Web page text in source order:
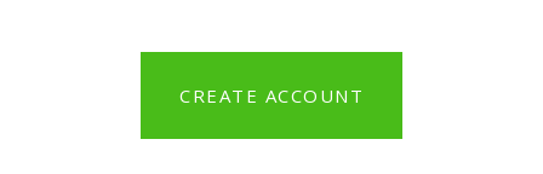
CREATE ACCOUNT